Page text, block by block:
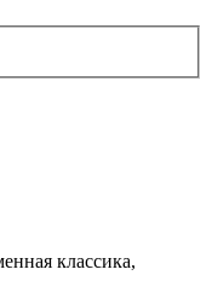
классика,